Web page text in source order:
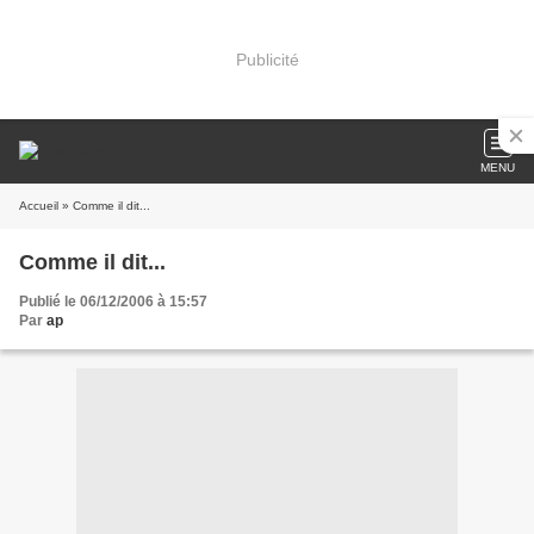
Publicité
MENU
Accueil » Comme il dit...
Comme il dit...
Publié le 06/12/2006 à 15:57
Par ap